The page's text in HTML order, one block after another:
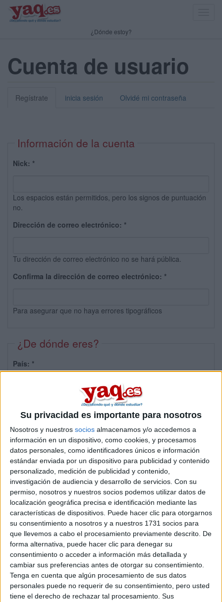
Su privacidad es importante para nosotros
Nosotros y nuestros socios almacenamos y/o accedemos a
información en un dispositivo, como cookies, y procesamos
datos personales, como identificadores únicos e información
estándar enviada por un dispositivo para publicidad y contenido
personalizado, medición de publicidad y contenido,
investigación de audiencia y desarrollo de servicios. Con su
permiso, nosotros y nuestros socios podemos utilizar datos de
localización geográfica precisa e identificación mediante las
características de dispositivos. Puede hacer clic para otorgarnos
su consentimiento a nosotros y a nuestros 1731 socios para
que llevemos a cabo el procesamiento previamente descrito. De
forma alternativa, puede hacer clic para denegar su
consentimiento o acceder a información más detallada y
cambiar sus preferencias antes de otorgar su consentimiento.
Tenga en cuenta que algún procesamiento de sus datos
personales puede no requerir de su consentimiento, pero usted
tiene el derecho de rechazar tal procesamiento. Sus
¿Dónde estoy?
Cuenta de usuario
Regístrate inicia sesión Olvidé mi contraseña
Información de la cuenta
Nick: *
Los espacios están permitidos, pero los signos de puntuación
no.
Dirección de correo electrónico: *
Tu dirección de correo electrónico no se hará pública.
Confirma la dirección de correo electrónico: *
Para asegurar que no haya errores tipográficos
¿De dónde eres?
País: *
Sobre ti
Soy:*
Chico
Chica
¿En qué año terminas (o terminaste) bachillerato o FP?
Soy estudiante de:*